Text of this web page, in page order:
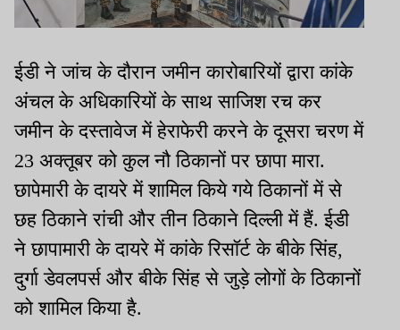
ईडी ने जांच के दौरान जमीन कारोबारियों द्वारा कांके
अंचल के अधिकारियों के साथ साजिश रच कर
जमीन के दस्तावेज में हेराफेरी करने के दूसरा चरण में
23 अक्तूबर को कुल नौ ठिकानों पर छापा मारा.
छापेमारी के दायरे में शामिल किये गये ठिकानों में से
छह ठिकाने रांची और तीन ठिकाने दिल्ली में हैं. ईडी
ने छापामारी के दायरे में कांके रिसॉर्ट के बीके सिंह,
दुर्गा डेवलपर्स और बीके सिंह से जुड़े लोगों के ठिकानों
को शामिल किया है.